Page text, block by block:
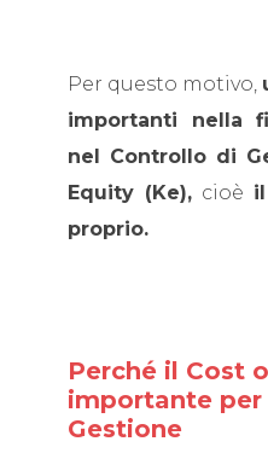
Per questo motivo,
importanti nella
nel Controllo di
Equity (Ke), cioè
proprio.
Perché il Cost
importante
Gestione